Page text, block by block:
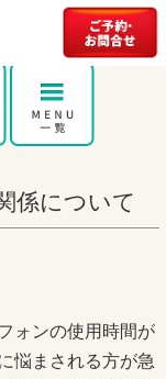
係について
ォンの使用時間が
悩まされる方が急